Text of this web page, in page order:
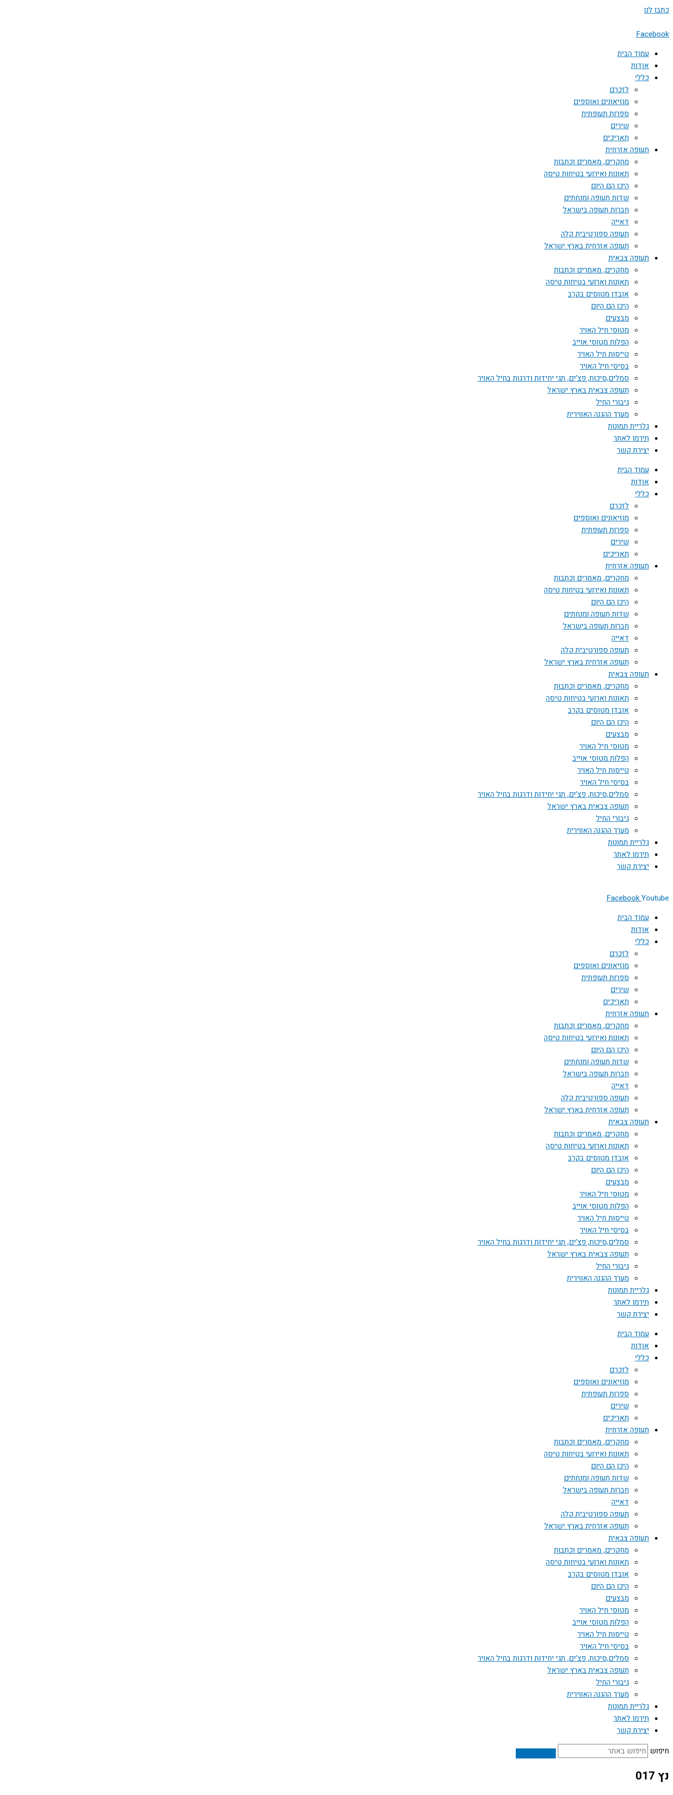
דילוג
כתבו לנו
Facebook
עמוד הבית
אודות
כללי
לזכרם
מוזיאונים ואוספים
ספרות תעופתית
שירים
תאריכים
תעופה אזרחית
מחקרים, מאמרים וכתבות
תאונות ואירועי בטיחות טיסה
היכן הם היום
שדות תעופה ומנחתים
חברות תעופה בישראל
דאייה
תעופה ספורטיבית קלה
תעופה אזרחית בארץ ישראל
תעופה צבאית
מחקרים, מאמרים וכתבות
תאונות וארועי בטיחות טיסה
אובדן מטוסים בקרב
היכן הם היום
מבצעים
מטוסי חיל האויר
הפלות מטוסי אוייב
טייסות חיל האויר
בסיסי חיל האויר
סמלים,סיכות, פצ'ים, תגי יחידות ודרגות בחיל האויר
תעופה צבאית בארץ ישראל
גיבורי החיל
מערך ההגנה האווירית
גלריית תמונות
תירמו לאתר
יצירת קשר
עמוד הבית
אודות
כללי
לזכרם
מוזיאונים ואוספים
ספרות תעופתית
שירים
תאריכים
תעופה אזרחית
מחקרים, מאמרים וכתבות
תאונות ואירועי בטיחות טיסה
היכן הם היום
שדות תעופה ומנחתים
חברות תעופה בישראל
דאייה
תעופה ספורטיבית קלה
תעופה אזרחית בארץ ישראל
תעופה צבאית
מחקרים, מאמרים וכתבות
תאונות וארועי בטיחות טיסה
אובדן מטוסים בקרב
היכן הם היום
מבצעים
מטוסי חיל האויר
הפלות מטוסי אוייב
טייסות חיל האויר
בסיסי חיל האויר
סמלים,סיכות, פצ'ים, תגי יחידות ודרגות בחיל האויר
תעופה צבאית בארץ ישראל
גיבורי החיל
מערך ההגנה האווירית
גלריית תמונות
תירמו לאתר
יצירת קשר
FacebookYoutube
עמוד הבית
אודות
כללי
לזכרם
מוזיאונים ואוספים
ספרות תעופתית
שירים
תאריכים
תעופה אזרחית
מחקרים, מאמרים וכתבות
תאונות ואירועי בטיחות טיסה
היכן הם היום
שדות תעופה ומנחתים
חברות תעופה בישראל
דאייה
תעופה ספורטיבית קלה
תעופה אזרחית בארץ ישראל
תעופה צבאית
מחקרים, מאמרים וכתבות
תאונות וארועי בטיחות טיסה
אובדן מטוסים בקרב
היכן הם היום
מבצעים
מטוסי חיל האויר
הפלות מטוסי אוייב
טייסות חיל האויר
בסיסי חיל האויר
סמלים,סיכות, פצ'ים, תגי יחידות ודרגות בחיל האויר
תעופה צבאית בארץ ישראל
גיבורי החיל
מערך ההגנה האווירית
גלריית תמונות
תירמו לאתר
יצירת קשר
עמוד הבית
אודות
כללי
לזכרם
מוזיאונים ואוספים
ספרות תעופתית
שירים
תאריכים
תעופה אזרחית
מחקרים, מאמרים וכתבות
תאונות ואירועי בטיחות טיסה
היכן הם היום
שדות תעופה ומנחתים
חברות תעופה בישראל
דאייה
תעופה ספורטיבית קלה
תעופה אזרחית בארץ ישראל
תעופה צבאית
מחקרים, מאמרים וכתבות
תאונות וארועי בטיחות טיסה
אובדן מטוסים בקרב
היכן הם היום
מבצעים
מטוסי חיל האויר
הפלות מטוסי אוייב
טייסות חיל האויר
בסיסי חיל האויר
סמלים,סיכות, פצ'ים, תגי יחידות ודרגות בחיל האויר
תעופה צבאית בארץ ישראל
גיבורי החיל
מערך ההגנה האווירית
גלריית תמונות
תירמו לאתר
יצירת קשר
חיפוש
נץ 017